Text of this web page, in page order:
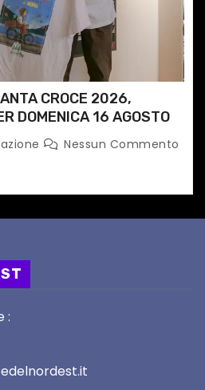
CROCE 2026,
DOMENICA 16 AGOSTO
Nessun Commento
: